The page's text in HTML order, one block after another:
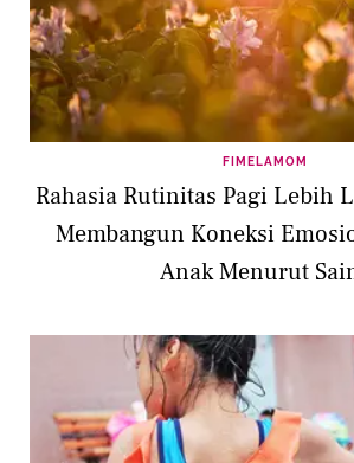
FIMELAMOM
Rahasia Rutinitas Pagi Lebih
Membangun Koneksi
Anak Menurut